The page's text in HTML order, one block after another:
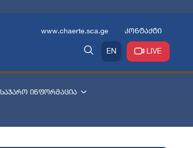
www.chaerte.sca.ge კონტაქტი
EN LIVE
საჯარო ინფორმაცია